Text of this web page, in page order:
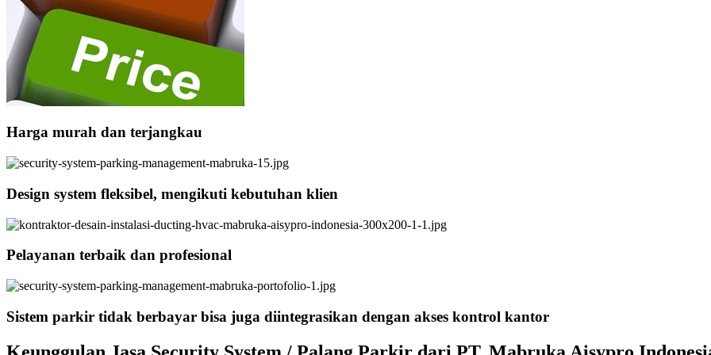
Harga murah dan terjangkau
Design system fleksibel, mengikuti kebutuhan klien
Pelayanan terbaik dan profesional
Sistem parkir tidak berbayar bisa juga diintegrasikan dengan akses kontrol kantor